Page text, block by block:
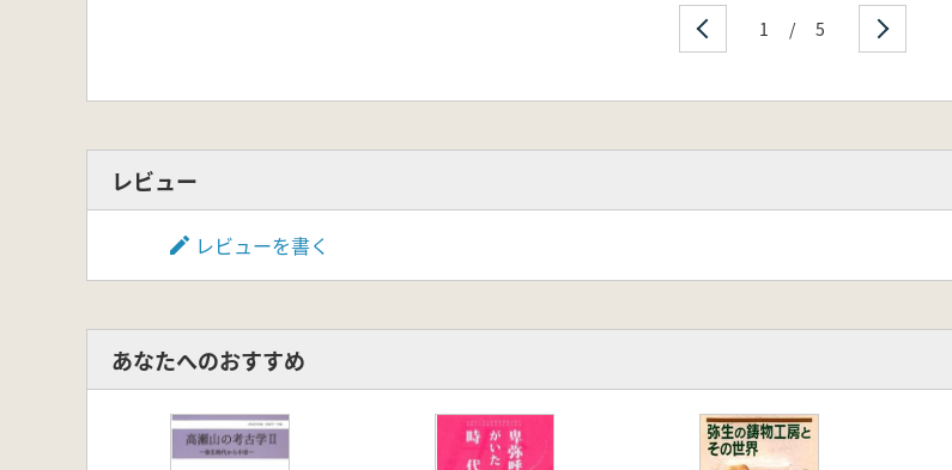
1 / 5
レビュー
レビューを書く
あなたへのおすすめ